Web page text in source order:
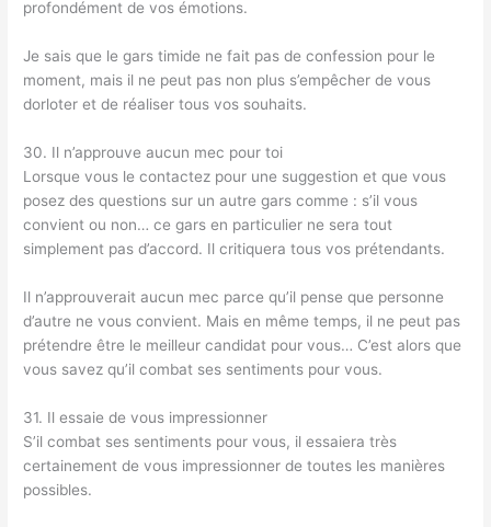
profondément de vos émotions.
Je sais que le gars timide ne fait pas de confession pour le
moment, mais il ne peut pas non plus s’empêcher de vous
dorloter et de réaliser tous vos souhaits.
30. Il n’approuve aucun mec pour toi
Lorsque vous le contactez pour une suggestion et que vous
posez des questions sur un autre gars comme : s’il vous
convient ou non… ce gars en particulier ne sera tout
simplement pas d’accord. Il critiquera tous vos prétendants.
Il n’approuverait aucun mec parce qu’il pense que personne
d’autre ne vous convient. Mais en même temps, il ne peut pas
prétendre être le meilleur candidat pour vous… C’est alors que
vous savez qu’il combat ses sentiments pour vous.
31. Il essaie de vous impressionner
S’il combat ses sentiments pour vous, il essaiera très
certainement de vous impressionner de toutes les manières
possibles.